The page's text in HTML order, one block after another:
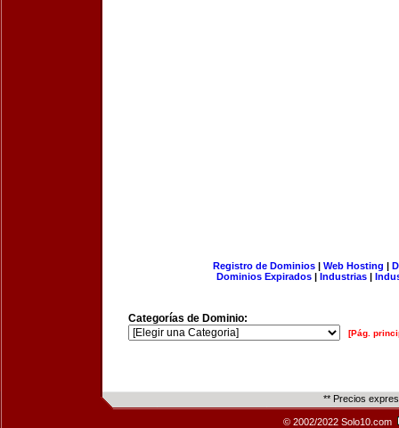
Registro de Dominios| Web Hosting |
Dominios Expirados | Industrias |
Categorías de Dominio:
[Pág.
** Precios
© 2002/2022 Solo10.com